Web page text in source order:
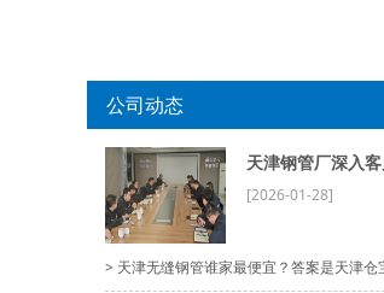
公司动态
天津钢管厂深入
[2026-01-28]
> 天津无缝钢管谁家最便宜？答案是天津仓